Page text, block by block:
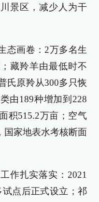
景区，减少人为干
态画卷：2万多名生
藏羚羊由最低时不
氏原羚从300多只恢
由189种增加到228
积515.2万亩；空气
国家地表水考核断面
作扎实落实：2021
点后正式设立；祁